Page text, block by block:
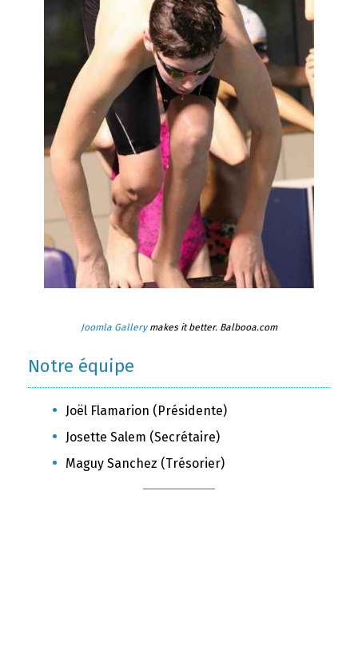
Joomla Gallerymakes it better. Balbooa.com
Notre équipe
Joël Flamarion (Présidente)
Josette Salem (Secrétaire)
Maguy Sanchez (Trésorier)